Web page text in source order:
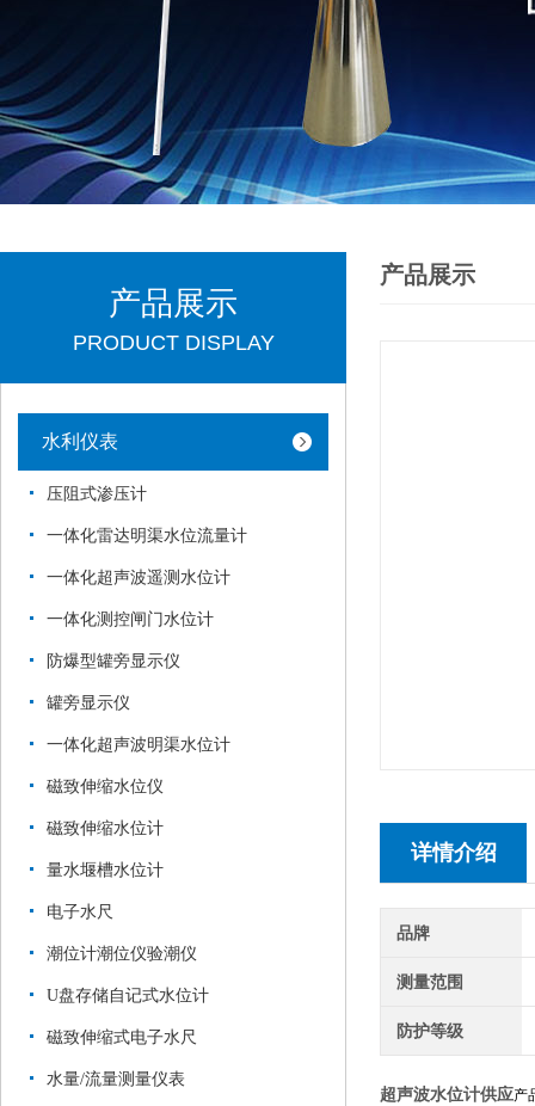
产品展示
PRODUCT DISPLAY
水利仪表
压阻式渗压计
一体化雷达明渠水位流量计
一体化超声波遥测水位计
一体化测控闸门水位计
防爆型罐旁显示仪
罐旁显示仪
一体化超声波明渠水位计
磁致伸缩水位仪
磁致伸缩水位计
量水堰槽水位计
电子水尺
潮位计潮位仪验潮仪
U盘存储自记式水位计
磁致伸缩式电子水尺
水量/流量测量仪表
产品展示
详情介绍
品牌
测量范围
防护等级
超声波水位计供应产